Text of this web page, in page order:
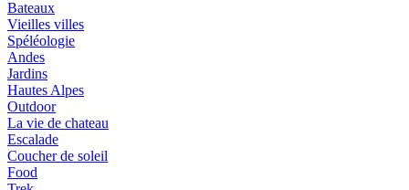
Bateaux
Vieilles villes
Spéléologie
Andes
Jardins
Hautes Alpes
Outdoor
La vie de chateau
Escalade
Coucher de soleil
Food